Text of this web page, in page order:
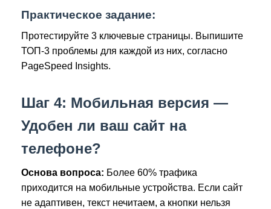
Практическое задание:
Протестируйте 3 ключевые страницы. Выпишите
ТОП-3 проблемы для каждой из них, согласно
PageSpeed Insights.
Шаг 4: Мобильная версия —
Удобен ли ваш сайт на
телефоне?
Основа вопроса: Более 60% трафика
приходится на мобильные устройства. Если сайт
не адаптивен, текст нечитаем, а кнопки нельзя